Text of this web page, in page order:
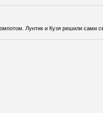
Лунтик и Кузя решили сами